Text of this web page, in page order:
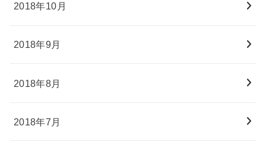
2018年10月
2018年9月
2018年8月
2018年7月